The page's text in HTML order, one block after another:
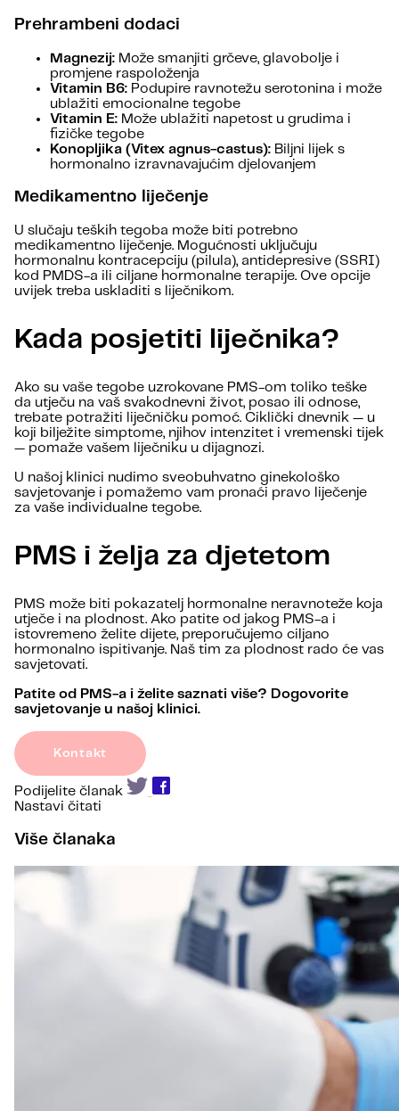
Prehrambeni dodaci
Magnezij: Može smanjiti grčeve, glavobolje i
promjene raspoloženja
Vitamin B6: Podupire ravnotežu serotonina i može
ublažiti emocionalne tegobe
Vitamin E: Može ublažiti napetost u grudima i
fizičke tegobe
Konopljika (Vitex agnus-castus): Biljni lijek s
hormonalno izravnavajućim djelovanjem
Medikamentno liječenje
U slučaju teških tegoba može biti potrebno
medikamentno liječenje. Mogućnosti uključuju
hormonalnu kontracepciju (pilula), antidepresive (SSRI)
kod PMDS-a ili ciljane hormonalne terapije. Ove opcije
uvijek treba uskladiti s liječnikom.
Kada posjetiti liječnika?
Ako su vaše tegobe uzrokovane PMS-om toliko teške
da utječu na vaš svakodnevni život, posao ili odnose,
trebate potražiti liječničku pomoć. Ciklički dnevnik — u
koji bilježite simptome, njihov intenzitet i vremenski tijek
— pomaže vašem liječniku u dijagnozi.
U našoj klinici nudimo sveobuhvatno ginekološko
savjetovanje i pomažemo vam pronaći pravo liječenje
za vaše individualne tegobe.
PMS i želja za djetetom
PMS može biti pokazatelj hormonalne neravnoteže koja
utječe i na plodnost. Ako patite od jakog PMS-a i
istovremeno želite dijete, preporučujemo ciljano
hormonalno ispitivanje. Naš tim za plodnost rado će vas
savjetovati.
Patite od PMS-a i želite saznati više? Dogovorite
savjetovanje u našoj klinici.
Kontakt
Podijelite članak
Nastavi čitati
Više članaka